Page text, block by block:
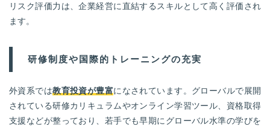
リスク評価力は、企業経営に直結するスキルとして高く評価され
ます。
研修制度や国際的トレーニングの充実
外資系では教育投資が豊富になされています。グローバルで展開
されている研修カリキュラムやオンライン学習ツール、資格取得
支援などが整っており、若手でも早期にグローバル水準の学びを